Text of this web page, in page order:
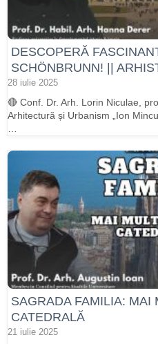
DESCOPERĂ
SCHÖNBRUNN! ||
28 iulie 2025
🔴 Conf. Dr. Arh. Lorin Niculae,
Arhitectură și Urbanism „Ion
SAGRADA FAMILIA: MAI
CATEDRALĂ
21 iulie 2025